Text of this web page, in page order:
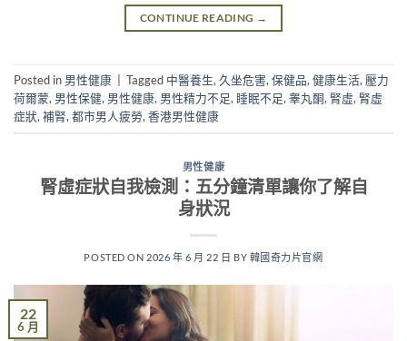
CONTINUE READING →
Posted in 男性健康 Tagged 中醫養生, 久坐危害, 保健品, 健康生活, 壓力
荷爾蒙, 男性保健, 男性健康, 男性精力不足, 睡眠不足, 睾丸酮, 腎虛, 腎虛
症狀, 補腎, 都市男人疲勞, 香港男性健康
男性健康
腎虛症狀自我檢測：五分鐘清單讓你了解自
身狀況
POSTED ON 2026 年 6 月 22 日 BY 韓國奇力片官網
22
6 月